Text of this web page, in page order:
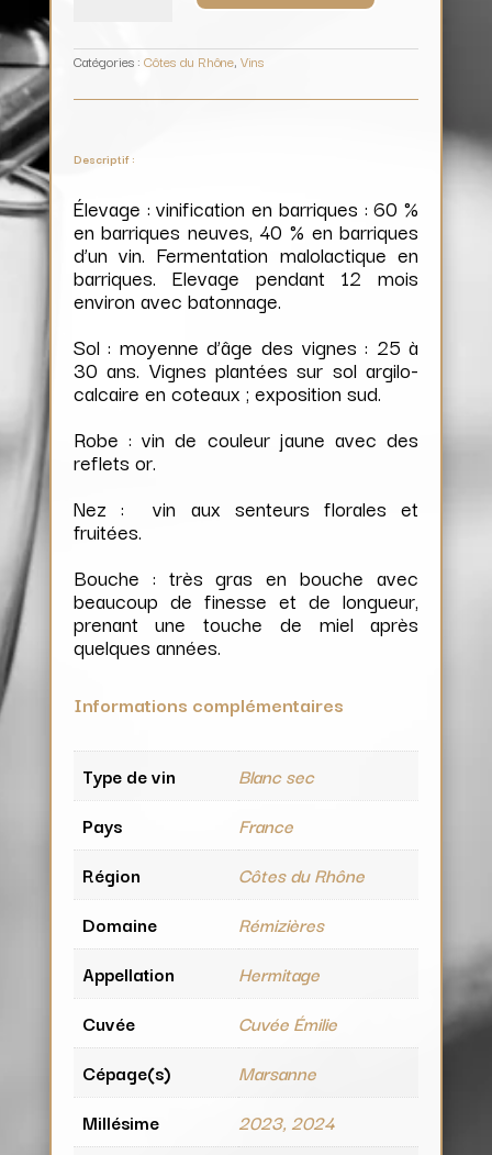
Rémizières
Catégories : Côtes du Rhône, Vins
Descriptif :
Élevage : vinification en barriques : 60 %
en barriques neuves, 40 % en barriques
d’un vin. Fermentation malolactique en
barriques. Elevage pendant 12 mois
environ avec batonnage.
Sol : moyenne d’âge des vignes : 25 à
30 ans. Vignes plantées sur sol argilo-
calcaire en coteaux ; exposition sud.
Robe : vin de couleur jaune avec des
reflets or.
Nez : vin aux senteurs florales et
fruitées.
Bouche : très gras en bouche avec
beaucoup de finesse et de longueur,
prenant une touche de miel après
quelques années.
Informations complémentaires
Type de vin
Blanc sec
Pays
France
Région
Côtes du Rhône
Domaine
Rémizières
Appellation
Hermitage
Cuvée
Cuvée Émilie
Cépage(s)
Marsanne
Millésime
2023, 2024